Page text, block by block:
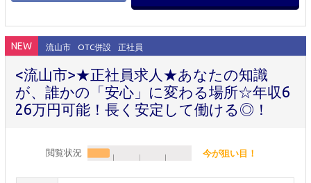
NEW 流山市 OTC併設 正社員
<流山市>★正社員求人★あなたの知識
が、誰かの「安心」に変わる場所☆年収6
26万円可能！長く安定して働ける◎！
閲覧状況 今が狙い目！